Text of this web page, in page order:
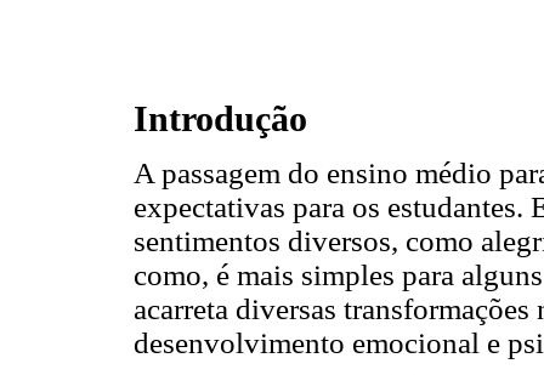
Introdução
A passagem do ensino médio
expectativas para os estudantes.
sentimentos diversos, como
como, é mais simples para
acarreta diversas
desenvolvimento emocional e